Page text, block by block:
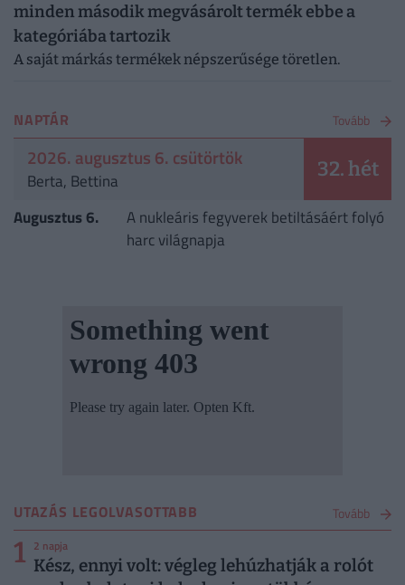
minden második megvásárolt termék ebbe a
kategóriába tartozik
A saját márkás termékek népszerűsége töretlen.
NAPTÁR Tovább
2026. augusztus 6. csütörtök
Berta, Bettina 32. hét
Augusztus 6.
A nukleáris fegyverek betiltásáért folyó
harc világnapja
UTAZÁS LEGOLVASOTTABB Tovább
1 2 napja
Kész, ennyi volt: végleg lehúzhatják a rolót